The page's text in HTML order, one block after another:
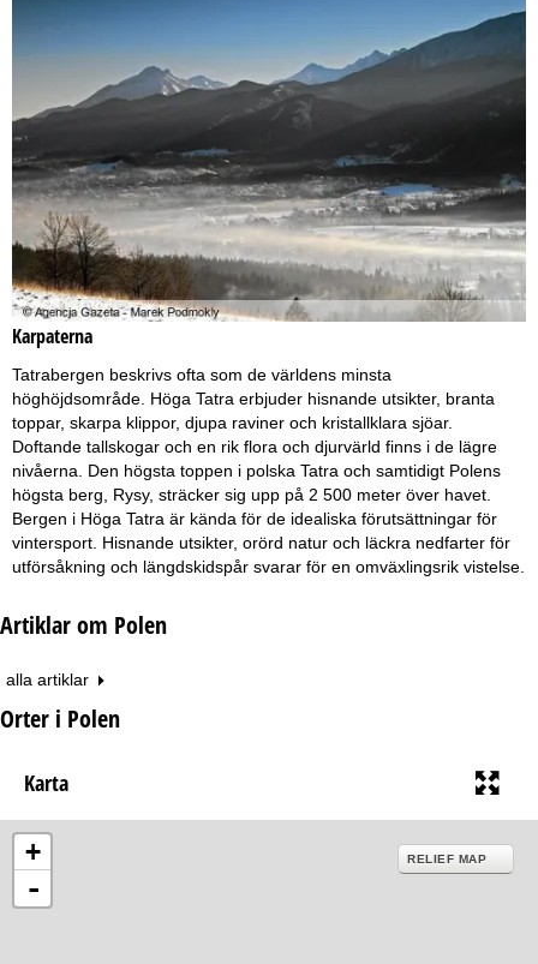
Karpaterna
Tatrabergen beskrivs ofta som de världens minsta
höghöjdsområde. Höga Tatra erbjuder hisnande utsikter, branta
toppar, skarpa klippor, djupa raviner och kristallklara sjöar.
Doftande tallskogar och en rik flora och djurvärld finns i de lägre
nivåerna. Den högsta toppen i polska Tatra och samtidigt Polens
högsta berg, Rysy, sträcker sig upp på 2 500 meter över havet.
Bergen i Höga Tatra är kända för de idealiska förutsättningar för
vintersport. Hisnande utsikter, orörd natur och läckra nedfarter för
utförsåkning och längdskidspår svarar för en omväxlingsrik vistelse.
Artiklar om Polen
alla artiklar
Orter i Polen
Karta
+
-
RELIEF MAP